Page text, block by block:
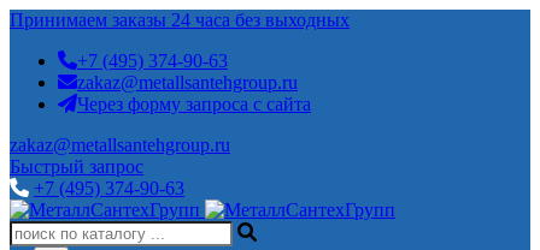
Принимаем заказы 24 часа без выходных
+7 (495) 374-90-63
zakaz@metallsantehgroup.ru
Через форму запроса с сайта
zakaz@metallsantehgroup.ru
Быстрый запрос
+7 (495) 374-90-63